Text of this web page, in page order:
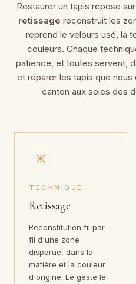
Restaurer un tapis repose
retissage reconstruit les
reprend le velours usé, la
couleurs. Chaque
patience, et toutes servent,
et réparer les tapis que
canton aux soies des
TECHNIQUE I
Retissage
Reconstitution fil par
fil d'une zone
disparue, dans la
matière et la couleur
d'origine. Le geste le